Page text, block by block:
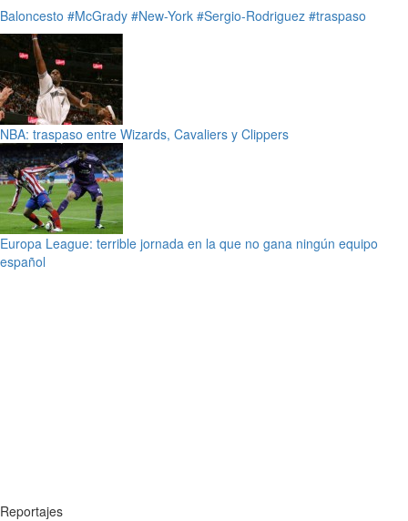
Baloncesto #McGrady #New-York #Sergio-Rodriguez #traspaso
NBA: traspaso entre Wizards, Cavaliers y Clippers
Europa League: terrible jornada en la que no gana ningún equipo
español
Reportajes